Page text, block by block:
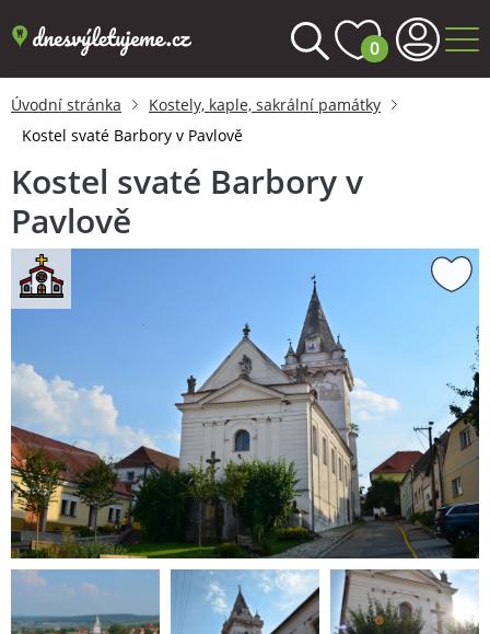
0
Úvodní stránka
Kostely, kaple, sakrální památky
Kostel svaté Barbory v Pavlově
Kostel svaté Barbory v
Pavlově